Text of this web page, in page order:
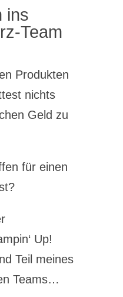
ins
Team
Produkten
nichts
Geld zu
für einen
Up!
Teil meines
Teams…